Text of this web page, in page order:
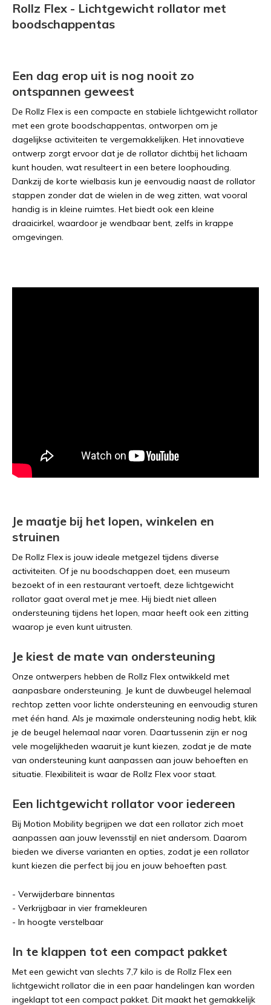
Rollz Flex - Lichtgewicht rollator met
boodschappentas
Een dag erop uit is nog nooit zo
ontspannen geweest
De Rollz Flex is een compacte en stabiele lichtgewicht rollator
met een grote boodschappentas, ontworpen om je
dagelijkse activiteiten te vergemakkelijken. Het innovatieve
ontwerp zorgt ervoor dat je de rollator dichtbij het lichaam
kunt houden, wat resulteert in een betere loophouding.
Dankzij de korte wielbasis kun je eenvoudig naast de rollator
stappen zonder dat de wielen in de weg zitten, wat vooral
handig is in kleine ruimtes. Het biedt ook een kleine
draaicirkel, waardoor je wendbaar bent, zelfs in krappe
omgevingen.
Je maatje bij het lopen, winkelen en
struinen
De Rollz Flex is jouw ideale metgezel tijdens diverse
activiteiten. Of je nu boodschappen doet, een museum
bezoekt of in een restaurant vertoeft, deze lichtgewicht
rollator gaat overal met je mee. Hij biedt niet alleen
ondersteuning tijdens het lopen, maar heeft ook een zitting
waarop je even kunt uitrusten.
Je kiest de mate van ondersteuning
Onze ontwerpers hebben de Rollz Flex ontwikkeld met
aanpasbare ondersteuning. Je kunt de duwbeugel helemaal
rechtop zetten voor lichte ondersteuning en eenvoudig sturen
met één hand. Als je maximale ondersteuning nodig hebt, klik
je de beugel helemaal naar voren. Daartussenin zijn er nog
vele mogelijkheden waaruit je kunt kiezen, zodat je de mate
van ondersteuning kunt aanpassen aan jouw behoeften en
situatie. Flexibiliteit is waar de Rollz Flex voor staat.
Een lichtgewicht rollator voor iedereen
Bij Motion Mobility begrijpen we dat een rollator zich moet
aanpassen aan jouw levensstijl en niet andersom. Daarom
bieden we diverse varianten en opties, zodat je een rollator
kunt kiezen die perfect bij jou en jouw behoeften past.
- Verwijderbare binnentas
- Verkrijgbaar in vier framekleuren
- In hoogte verstelbaar
In te klappen tot een compact pakket
Met een gewicht van slechts 7,7 kilo is de Rollz Flex een
lichtgewicht rollator die in een paar handelingen kan worden
ingeklapt tot een compact pakket. Dit maakt het gemakkelijk